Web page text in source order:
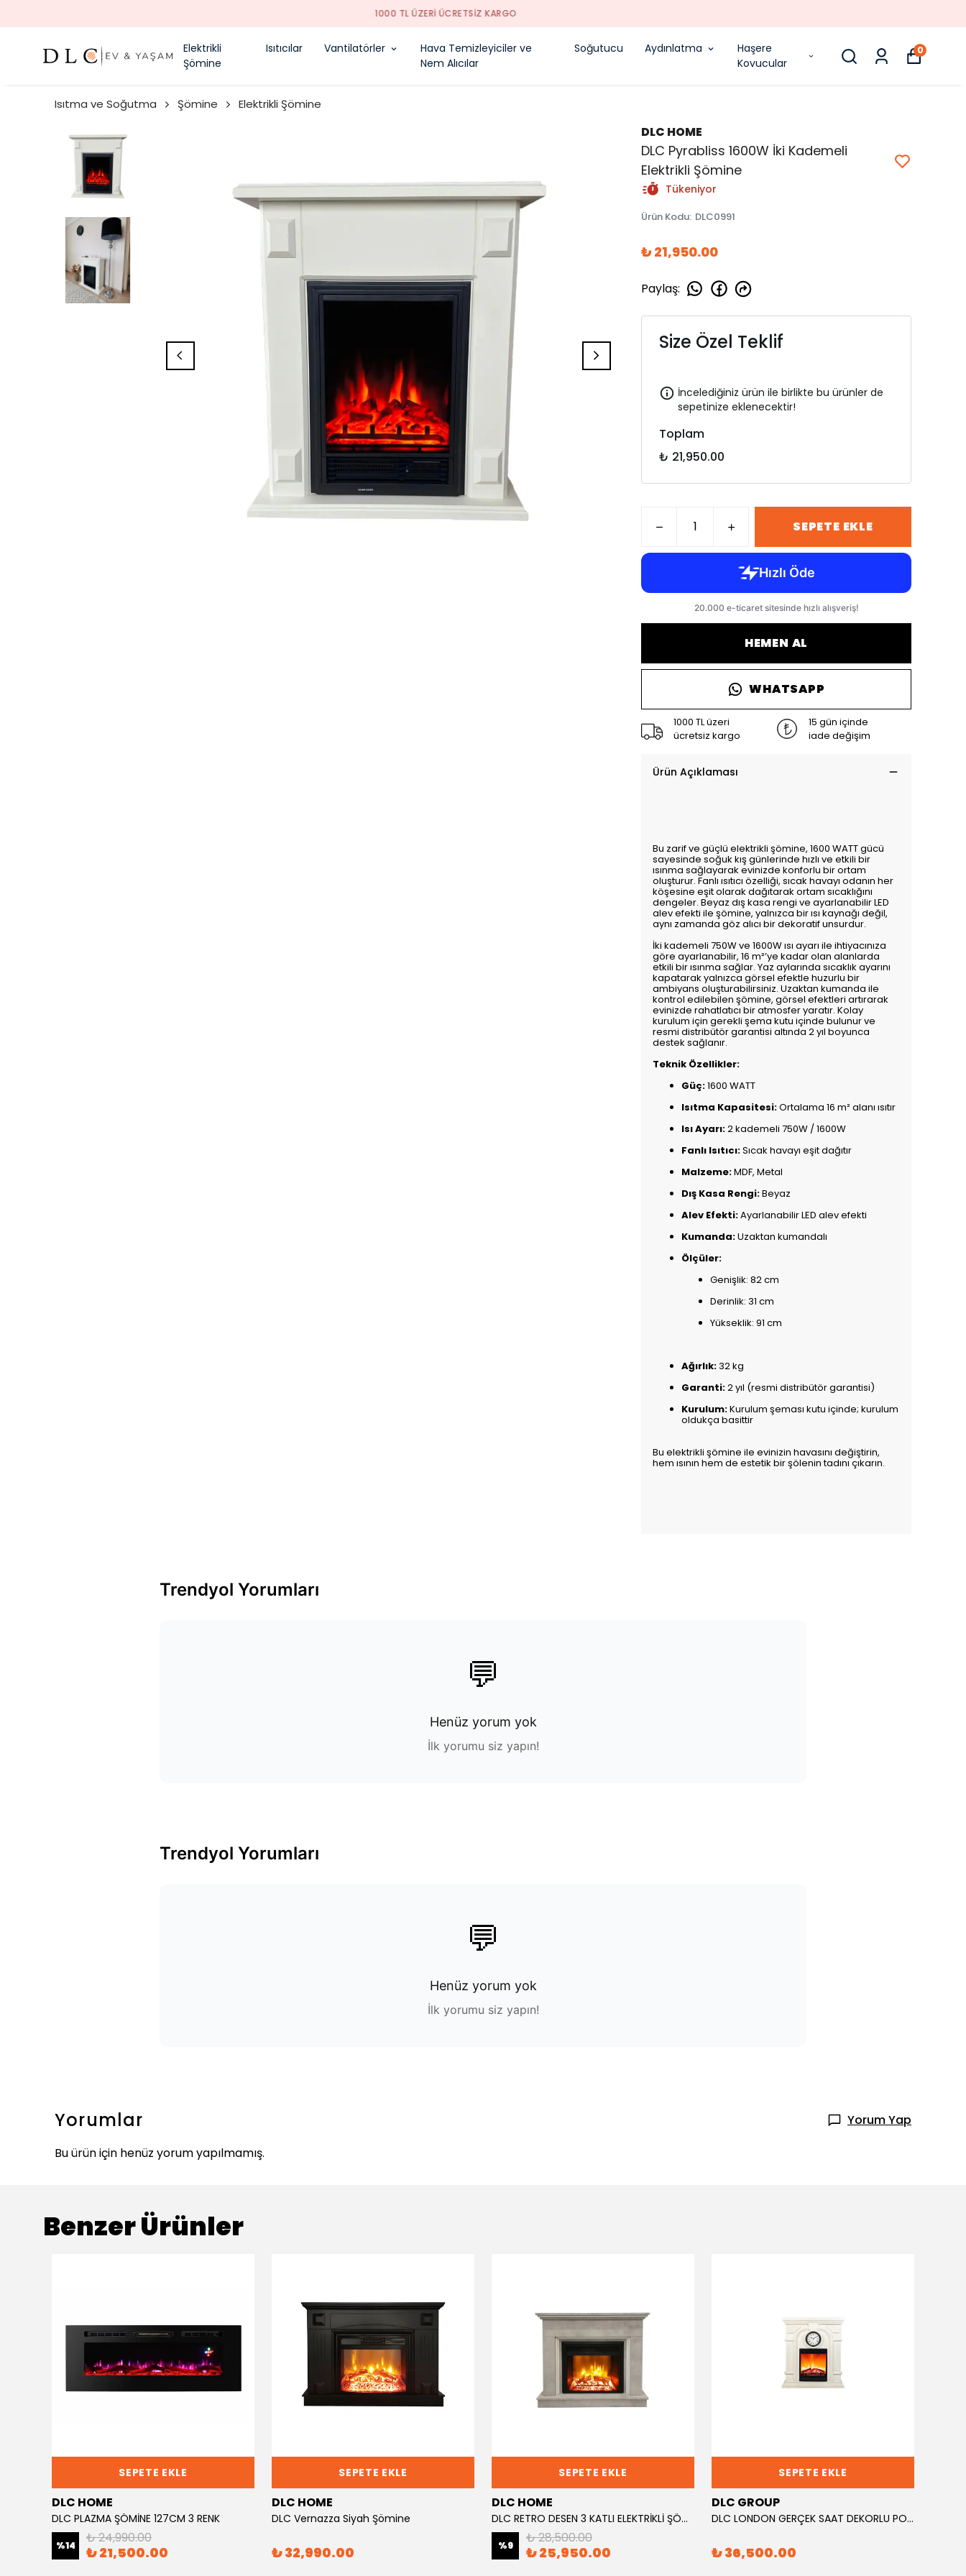
1000 TL ÜZERI ÜCRETSIZ KARGO
Elektrikli
Şömine
Isıtıcılar Vantilatörler
Hava Temizleyiciler ve
Nem Alıcılar
Soğutucu Aydınlatma
Haşere
Kovucular
0
Isıtma ve Soğutma Şömine Elektrikli Şömine
DLC HOME
DLC Pyrabliss 1600W İki Kademeli
Elektrikli Şömine
Tükeniyor
Ürün Kodu: DLC0991
₺ 21,950.00
Paylaş:
Size Özel Teklif
İncelediğiniz ürün ile birlikte bu ürünler de
sepetinize eklenecektir!
Toplam
₺ 21,950.00
SEPETE EKLE
HEMEN AL
WHATSAPP
1000 TL üzeri
ücretsiz kargo
15 gün içinde
iade değişim
Ürün Açıklaması
Bu zarif ve güçlü elektrikli şömine, 1600 WATT gücü
sayesinde soğuk kış günlerinde hızlı ve etkili bir
ısınma sağlayarak evinizde konforlu bir ortam
oluşturur. Fanlı ısıtıcı özelliği, sıcak havayı odanın her
köşesine eşit olarak dağıtarak ortam sıcaklığını
dengeler. Beyaz dış kasa rengi ve ayarlanabilir LED
alev efekti ile şömine, yalnızca bir ısı kaynağı değil,
aynı zamanda göz alıcı bir dekoratif unsurdur.
İki kademeli 750W ve 1600W ısı ayarı ile ihtiyacınıza
göre ayarlanabilir, 16 m²’ye kadar olan alanlarda
etkili bir ısınma sağlar. Yaz aylarında sıcaklık ayarını
kapatarak yalnızca görsel efektle huzurlu bir
ambiyans oluşturabilirsiniz. Uzaktan kumanda ile
kontrol edilebilen şömine, görsel efektleri artırarak
evinizde rahatlatıcı bir atmosfer yaratır. Kolay
kurulum için gerekli şema kutu içinde bulunur ve
resmi distribütör garantisi altında 2 yıl boyunca
destek sağlanır.
Teknik Özellikler:
Güç:1600 WATT
Isıtma Kapasitesi:Ortalama 16 m² alanı ısıtır
Isı Ayarı:2 kademeli 750W / 1600W
Fanlı Isıtıcı:Sıcak havayı eşit dağıtır
Malzeme:MDF, Metal
Dış Kasa Rengi:Beyaz
Alev Efekti:Ayarlanabilir LED alev efekti
Kumanda:Uzaktan kumandalı
Ölçüler:
Genişlik: 82 cm
Derinlik: 31 cm
Yükseklik: 91 cm
Ağırlık:32 kg
Garanti:2 yıl (resmi distribütör garantisi)
Kurulum:Kurulum şeması kutu içinde; kurulum
oldukça basittir
Bu elektrikli şömine ile evinizin havasını değiştirin,
hem ısının hem de estetik bir şölenin tadını çıkarın.
Trendyol Yorumları
💬
Henüz yorum yok
İlk yorumu siz yapın!
Trendyol Yorumları
💬
Henüz yorum yok
İlk yorumu siz yapın!
Yorumlar
Yorum Yap
Bu ürün için henüz yorum yapılmamış.
Benzer Ürünler
SEPETE EKLE
DLC HOME
DLC PLAZMA ŞÖMİNE 127CM 3 RENK
%14 ₺ 24,990.00
₺ 21,500.00
SEPETE EKLE
DLC HOME
DLC Vernazza Siyah Şömine
₺ 32,990.00
SEPETE EKLE
DLC HOME
DLC RETRO DESEN 3 KATLI ELEKTRİKLİ ŞÖMİNE 1800 WATT EF23
%9 ₺ 28,500.00
₺ 25,950.00
SEPETE EKLE
DLC GROUP
DLC LONDON GERÇEK SAAT DEKORLU POLİSTON ELEKTRİKLİ ŞÖMİNE 1800W FANLI ISITICI
₺ 36,500.00